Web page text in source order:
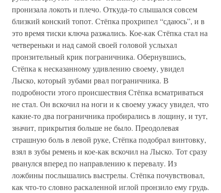
пронизала локоть и плечо. Откуда-то слышался совсем
близкий конский топот. Стёпка прохрипел “сдаюсь”, и в
это время тиски ключа разжались. Кое-как Стёпка стал на
четвереньки и над самой своей головой услыхал
пронзительный крик пограничника. Обернувшись,
Стёпка к несказанному удивлению своему, увидел
Лыско, который зубами рвал пограничника. В
подробности этого происшествия Стёпка всматриваться
не стал. Он вскочил на ноги и к своему ужасу увидел, что
какие-то два пограничника пробирались в лощину, и тут,
значит, прикрытия больше не было. Преодолевая
страшную боль в левой руке, Стёпка подобрал винтовку,
взял в зубы ремень и кое-как вскочил на Лыско. Тот сразу
рванулся вперед по направлению к перевалу. Из
ложбины послышались выстрелы. Стёпка почувствовал,
как что-то словно раскаленной иглой пронзило ему грудь.